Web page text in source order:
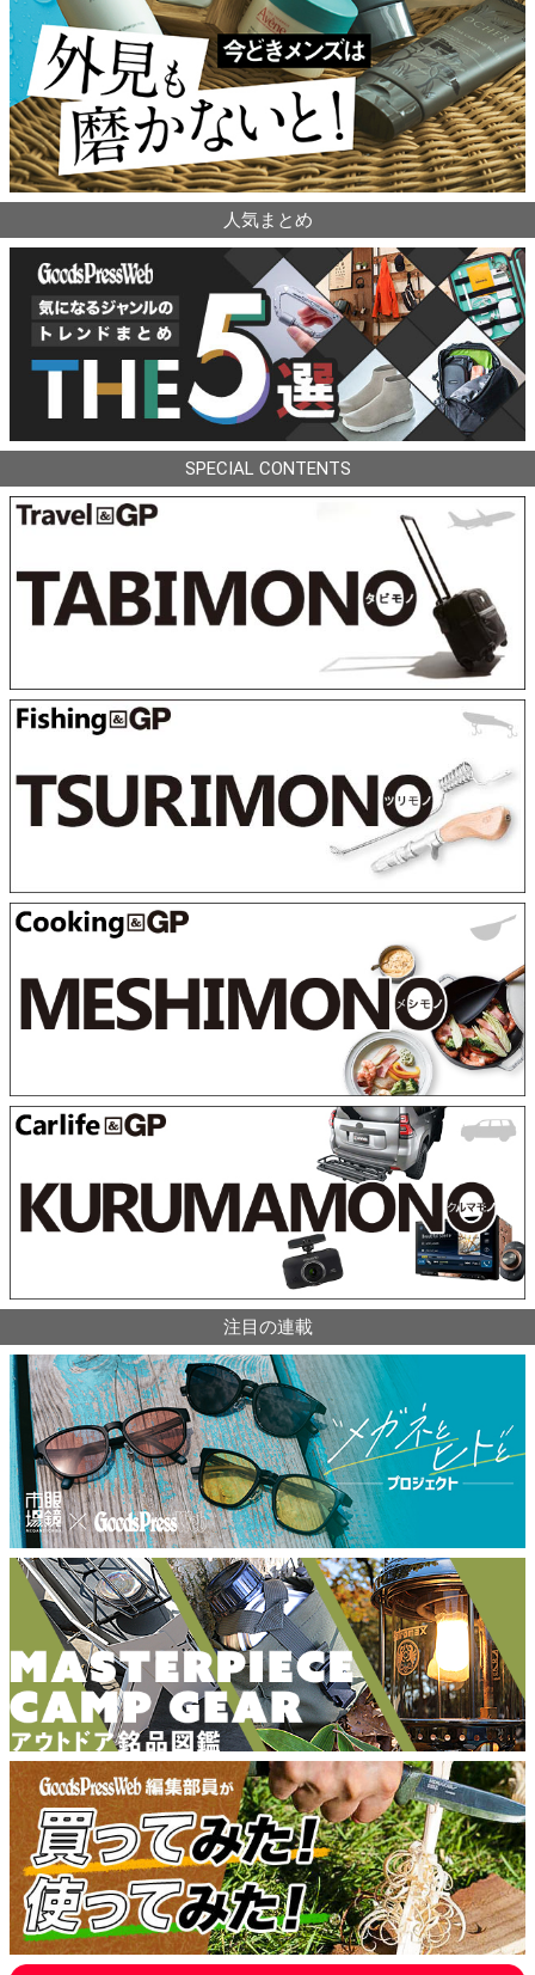
人気まとめ
SPECIAL CONTENTS
注目の連載